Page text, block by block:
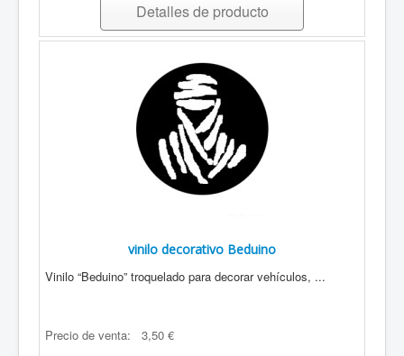
Detalles de producto
vinilo decorativo Beduino
Vinilo “Beduino” troquelado para decorar vehículos, ...
Precio de venta:
3,50 €